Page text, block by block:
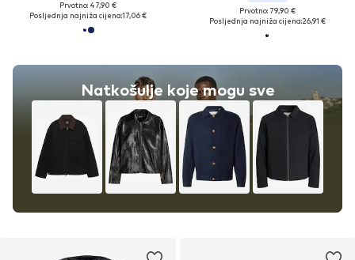
Prvotno: 47,90 €
Posljednja najniža cijena:17,06 €
Natkošulje koje mogu sve
Prvotno: 79,90 €
Posljednja najniža cijena:26,91 €